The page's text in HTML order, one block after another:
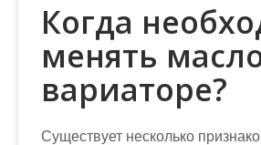
Когда
менять
вариаторе?
Существует несколько